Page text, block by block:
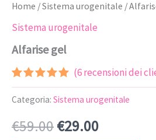
Home /Sistema urogenitale /
Sistema urogenitale
Alfarise gel
Valutato
4.80su 5
su base
5
recensioni
(6recensioni dei
Categoria: Sistema urogenitale
€59.00Il
€29.00Il